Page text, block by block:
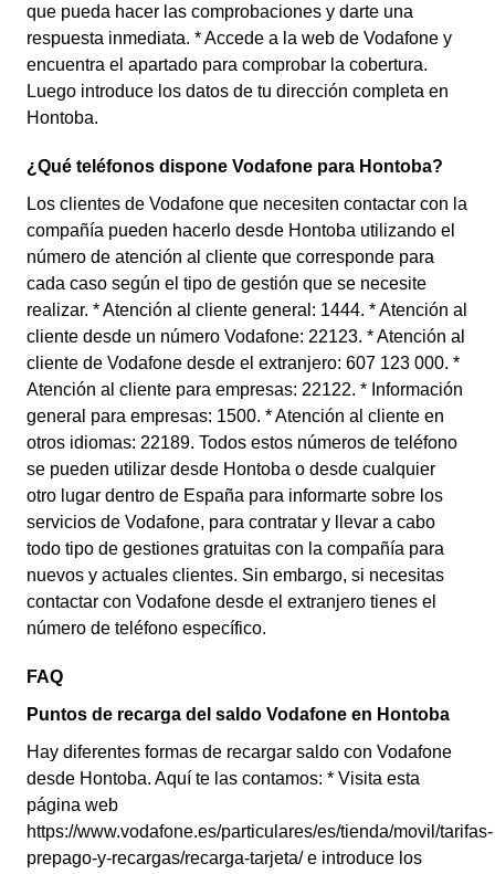
que pueda hacer las comprobaciones y darte una
respuesta inmediata. * Accede a la web de Vodafone y
encuentra el apartado para comprobar la cobertura.
Luego introduce los datos de tu dirección completa en
Hontoba.
¿Qué teléfonos dispone Vodafone para Hontoba?
Los clientes de Vodafone que necesiten contactar con la
compañía pueden hacerlo desde Hontoba utilizando el
número de atención al cliente que corresponde para
cada caso según el tipo de gestión que se necesite
realizar. * Atención al cliente general: 1444. * Atención al
cliente desde un número Vodafone: 22123. * Atención al
cliente de Vodafone desde el extranjero: 607 123 000. *
Atención al cliente para empresas: 22122. * Información
general para empresas: 1500. * Atención al cliente en
otros idiomas: 22189. Todos estos números de teléfono
se pueden utilizar desde Hontoba o desde cualquier
otro lugar dentro de España para informarte sobre los
servicios de Vodafone, para contratar y llevar a cabo
todo tipo de gestiones gratuitas con la compañía para
nuevos y actuales clientes. Sin embargo, si necesitas
contactar con Vodafone desde el extranjero tienes el
número de teléfono específico.
FAQ
Puntos de recarga del saldo Vodafone en Hontoba
Hay diferentes formas de recargar saldo con Vodafone
desde Hontoba. Aquí te las contamos: * Visita esta
página web
https://www.vodafone.es/particulares/es/tienda/movil/tarifas-
prepago-y-recargas/recarga-tarjeta/ e introduce los